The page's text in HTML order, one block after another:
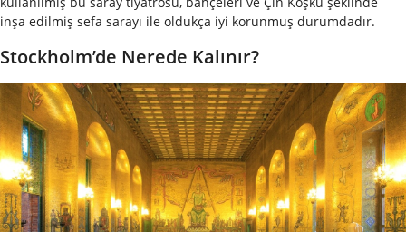
inşa edilmiş sefa sarayı ile oldukça iyi korunmuş durumdadır.
Stockholm’de Nerede Kalınır?